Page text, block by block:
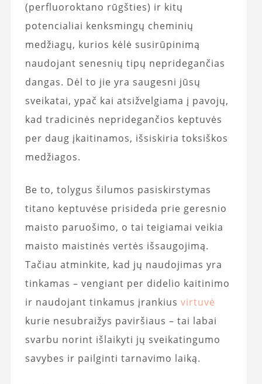
(perfluoroktano rūgšties) ir kitų
potencialiai kenksmingų cheminių
medžiagų, kurios kėlė susirūpinimą
naudojant senesnių tipų nepridegančias
dangas. Dėl to jie yra saugesni jūsų
sveikatai, ypač kai atsižvelgiama į pavojų,
kad tradicinės nepridegančios keptuvės
per daug įkaitinamos, išsiskiria toksiškos
medžiagos.
Be to, tolygus šilumos pasiskirstymas
titano keptuvėse prisideda prie geresnio
maisto paruošimo, o tai teigiamai veikia
maisto maistinės vertės išsaugojimą.
Tačiau atminkite, kad jų naudojimas yra
tinkamas – vengiant per didelio kaitinimo
ir naudojant tinkamus įrankius virtuvė
kurie nesubraižys paviršiaus – tai labai
svarbu norint išlaikyti jų sveikatingumo
savybes ir pailginti tarnavimo laiką.